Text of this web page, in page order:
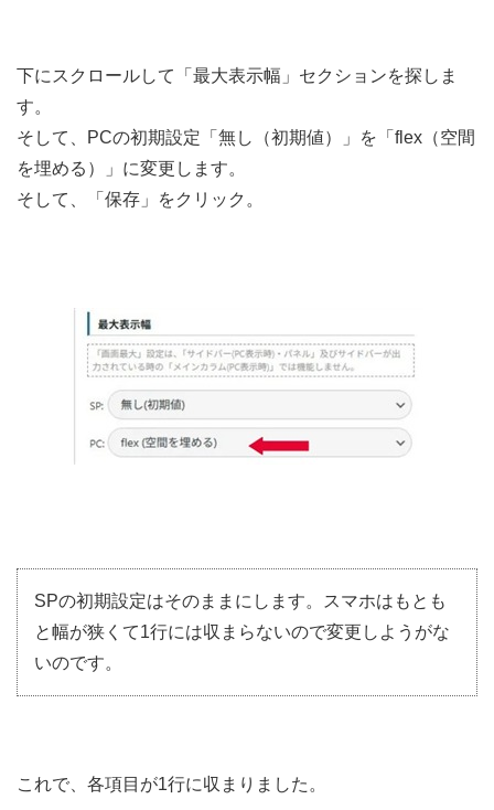
下にスクロールして「最大表示幅」セクションを探しま
す。
そして、PCの初期設定「無し（初期値）」を「flex（空間
を埋める）」に変更します。
そして、「保存」をクリック。
SPの初期設定はそのままにします。スマホはもとも
と幅が狭くて1行には収まらないので変更しようがな
いのです。
これで、各項目が1行に収まりました。